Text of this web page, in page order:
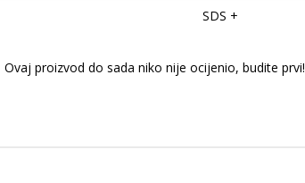
SDS +
Ovaj proizvod do sada niko nije ocijenio, budite prvi!